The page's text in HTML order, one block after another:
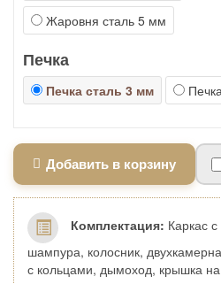
Жаровня сталь 5 мм
Печка
Печка сталь 3 мм
Добавить в корзину
Комплектация: Каркас
шампура, колосник,
с кольцами, дымоход, крышка